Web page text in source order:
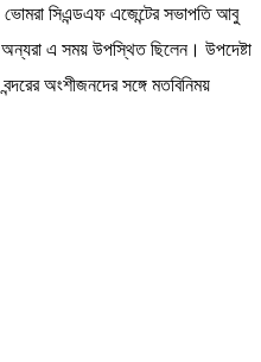
সিএন্ডএফ এজেন্টের সভাপতি আবু
এ সময় উপস্থিত ছিলেন। উপদেষ্টা
অংশীজনদের সঙ্গে মতবিনিময়